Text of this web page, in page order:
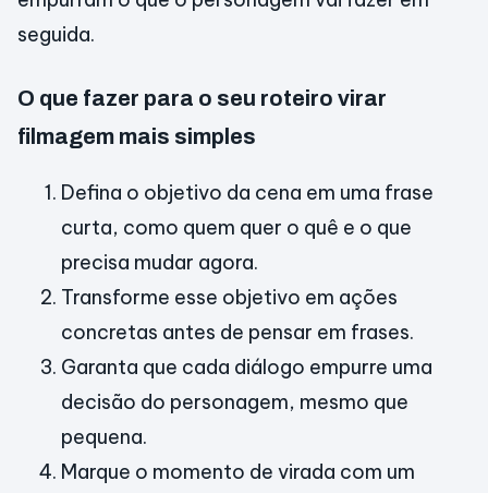
seguida.
O que fazer para o seu roteiro virar
filmagem mais simples
Defina o objetivo da cena em uma frase
curta, como quem quer o quê e o que
precisa mudar agora.
Transforme esse objetivo em ações
concretas antes de pensar em frases.
Garanta que cada diálogo empurre uma
decisão do personagem, mesmo que
pequena.
Marque o momento de virada com um